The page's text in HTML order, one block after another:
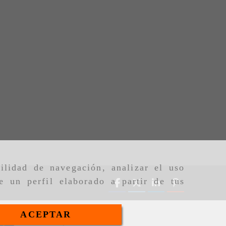
de navegación, analizar el uso
un perfil elaborado a partir de tus
ACEPTAR